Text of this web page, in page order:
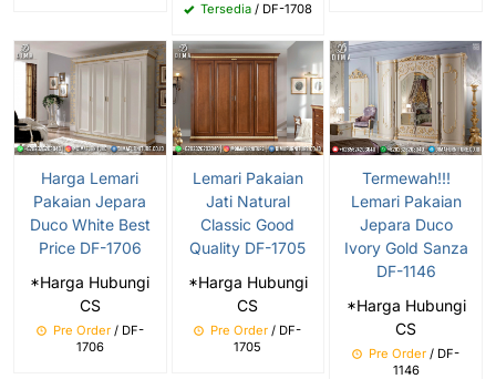
Tersedia/ DF-1708
Harga Lemari
Pakaian Jepara
Duco White Best
Price DF-1706
*Harga Hubungi
CS
Pre Order/ DF-
1706
Lemari Pakaian
Jati Natural
Classic Good
Quality DF-1705
*Harga Hubungi
CS
Pre Order / DF-
1705
Termewah!!!
Lemari Pakaian
Jepara Duco
Ivory Gold Sanza
DF-1146
*Harga Hubungi
CS
Pre Order / DF-
1146